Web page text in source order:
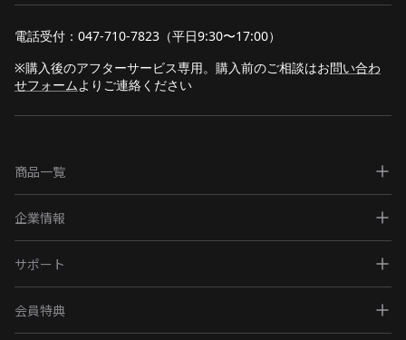
電話受付：047-710-7823（平日9:30〜17:00）
※購入後のアフターサービス専用。購入前のご相談はお問い合わ
せフォームよりご連絡ください
商品一覧
企業情報
サポート
会員特典